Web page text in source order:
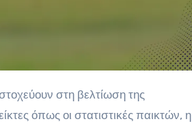
όπως οι στατιστικές παικτών, η